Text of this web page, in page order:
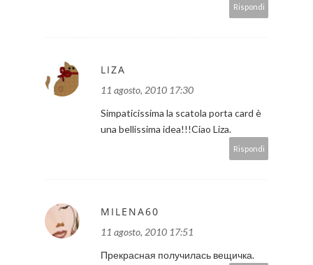
Rispondi
LIZA
11 agosto, 2010 17:30
Simpaticissima la scatola porta card è
una bellissima idea!!!Ciao Liza.
Rispondi
MILENA60
11 agosto, 2010 17:51
Прекрасная получилась вещичка.